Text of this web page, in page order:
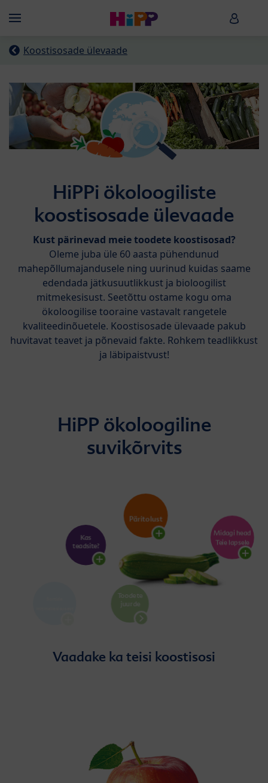
Menü HiPP
Koostisosade ülevaade
HiPPi ökoloogiliste
koostisosade ülevaade
Kust pärinevad meie toodete koostisosad?
Oleme juba üle 60 aasta pühendunud
mahepõllumajandusele ning uurinud kuidas saame
edendada jätkusuutlikkust ja bioloogilist
mitmekesisust. Seetõttu ostame kogu oma
ökoloogilise tooraine vastavalt rangetele
kvaliteedinõuetele. Koostisosade ülevaade pakub
huvitavat teavet ja põnevaid fakte. Rohkem teadlikkust
ja läbipaistvust!
HiPP ökoloogiline
suvikõrvits
Vaadake ka teisi koostisosi